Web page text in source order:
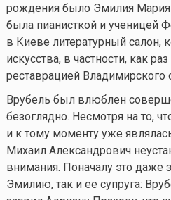
рождения было Эмилия Мария
была пианисткой и ученицей
в Киеве литературный
искусства, в частности, как
реставрацией Владимирского
Врубель был влюблен
безоглядно. Несмотря на то,
и к тому моменту уже
Михаил Александрович
внимания. Поначалу это даже
Эмилию, так и ее супруга: